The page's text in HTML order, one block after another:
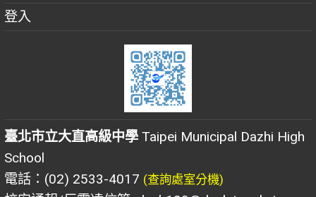
登入
臺北市立大直高級中學 Taipei Municipal Dazhi High
School
電話：(02) 2533-4017 (查詢處室分機)